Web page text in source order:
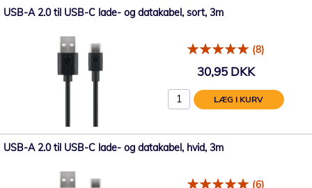
USB-A 2.0 til USB-C lade- og datakabel, sort, 3m
(8)
30,95 DKK
LÆG I KURV
USB-A 2.0 til USB-C lade- og datakabel, hvid, 3m
(6)